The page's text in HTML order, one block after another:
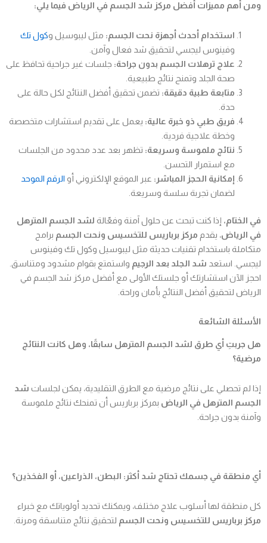
ومن أهم مميزات أفضل مركز شد الجسم في الرياض فيما يلي:
استخدام أحدث أجهزة نحت الجسم: مثل ليبوسيل وكول تك
وفينوس ليجسي لتحقيق شد فعال وآمن.
علاج ترهلات الجسم بدون جراحة: جلسات غير جراحية تحافظ على
صحة الجلد وتمنح نتائج طبيعية.
متابعة طبية دقيقة: تضمن تحقيق أفضل النتائج لكل حالة على
حدة.
فريق طبي ذو خبرة عالية: يعمل على تقديم استشارات متخصصة
وخطة علاجية فردية.
نتائج ملموسة وسريعة: تظهر بعد عدد محدود من الجلسات
مع استمرار التحسن.
إمكانية الحجز المباشر: عبر الموقع الإلكتروني أو الرقم الموحد
لضمان تجربة سلسة وسريعة.
في الختام، إذا كنت تبحث عن حلول آمنة وفعّالة لشد الجسم المترهل
في الرياض، يقدم مركز برباريس للتخسيس ونحت الجسم برامج
متكاملة باستخدام تقنيات حديثة مثل ليبوسيل وكول تك وفينوس
ليجسي. استعد شد الجلد بعد الرجيم واستمتع بقوام مشدود ومتناسق.
احجز الآن استشارتك أو جلستك الأولى مع أفضل مركز شد الجسم في
الرياض لتحقيق أفضل النتائج بأمان وراحة.
الأسئلة الشائعة
هل جربتِ أي طرق لشد الجسم المترهل سابقًا، وهل كانت النتائج
مرضية؟
إذا لم تحصلي على نتائج مرضية مع الطرق التقليدية، يمكن لجلسات شد
الجسم المترهل في الرياض بمركز برباريس أن تمنحك نتائج ملموسة
وآمنة بدون جراحة.
أي منطقة في جسمك تحتاج شد أكثر: البطن، الذراعين، أو الفخذين؟
كل منطقة لها أسلوب علاج مختلف، ويمكنك تحديد أولوياتك مع خبراء
مركز برباريس للتخسيس ونحت الجسم لتحقيق نتائج متناسقة ومرنة.